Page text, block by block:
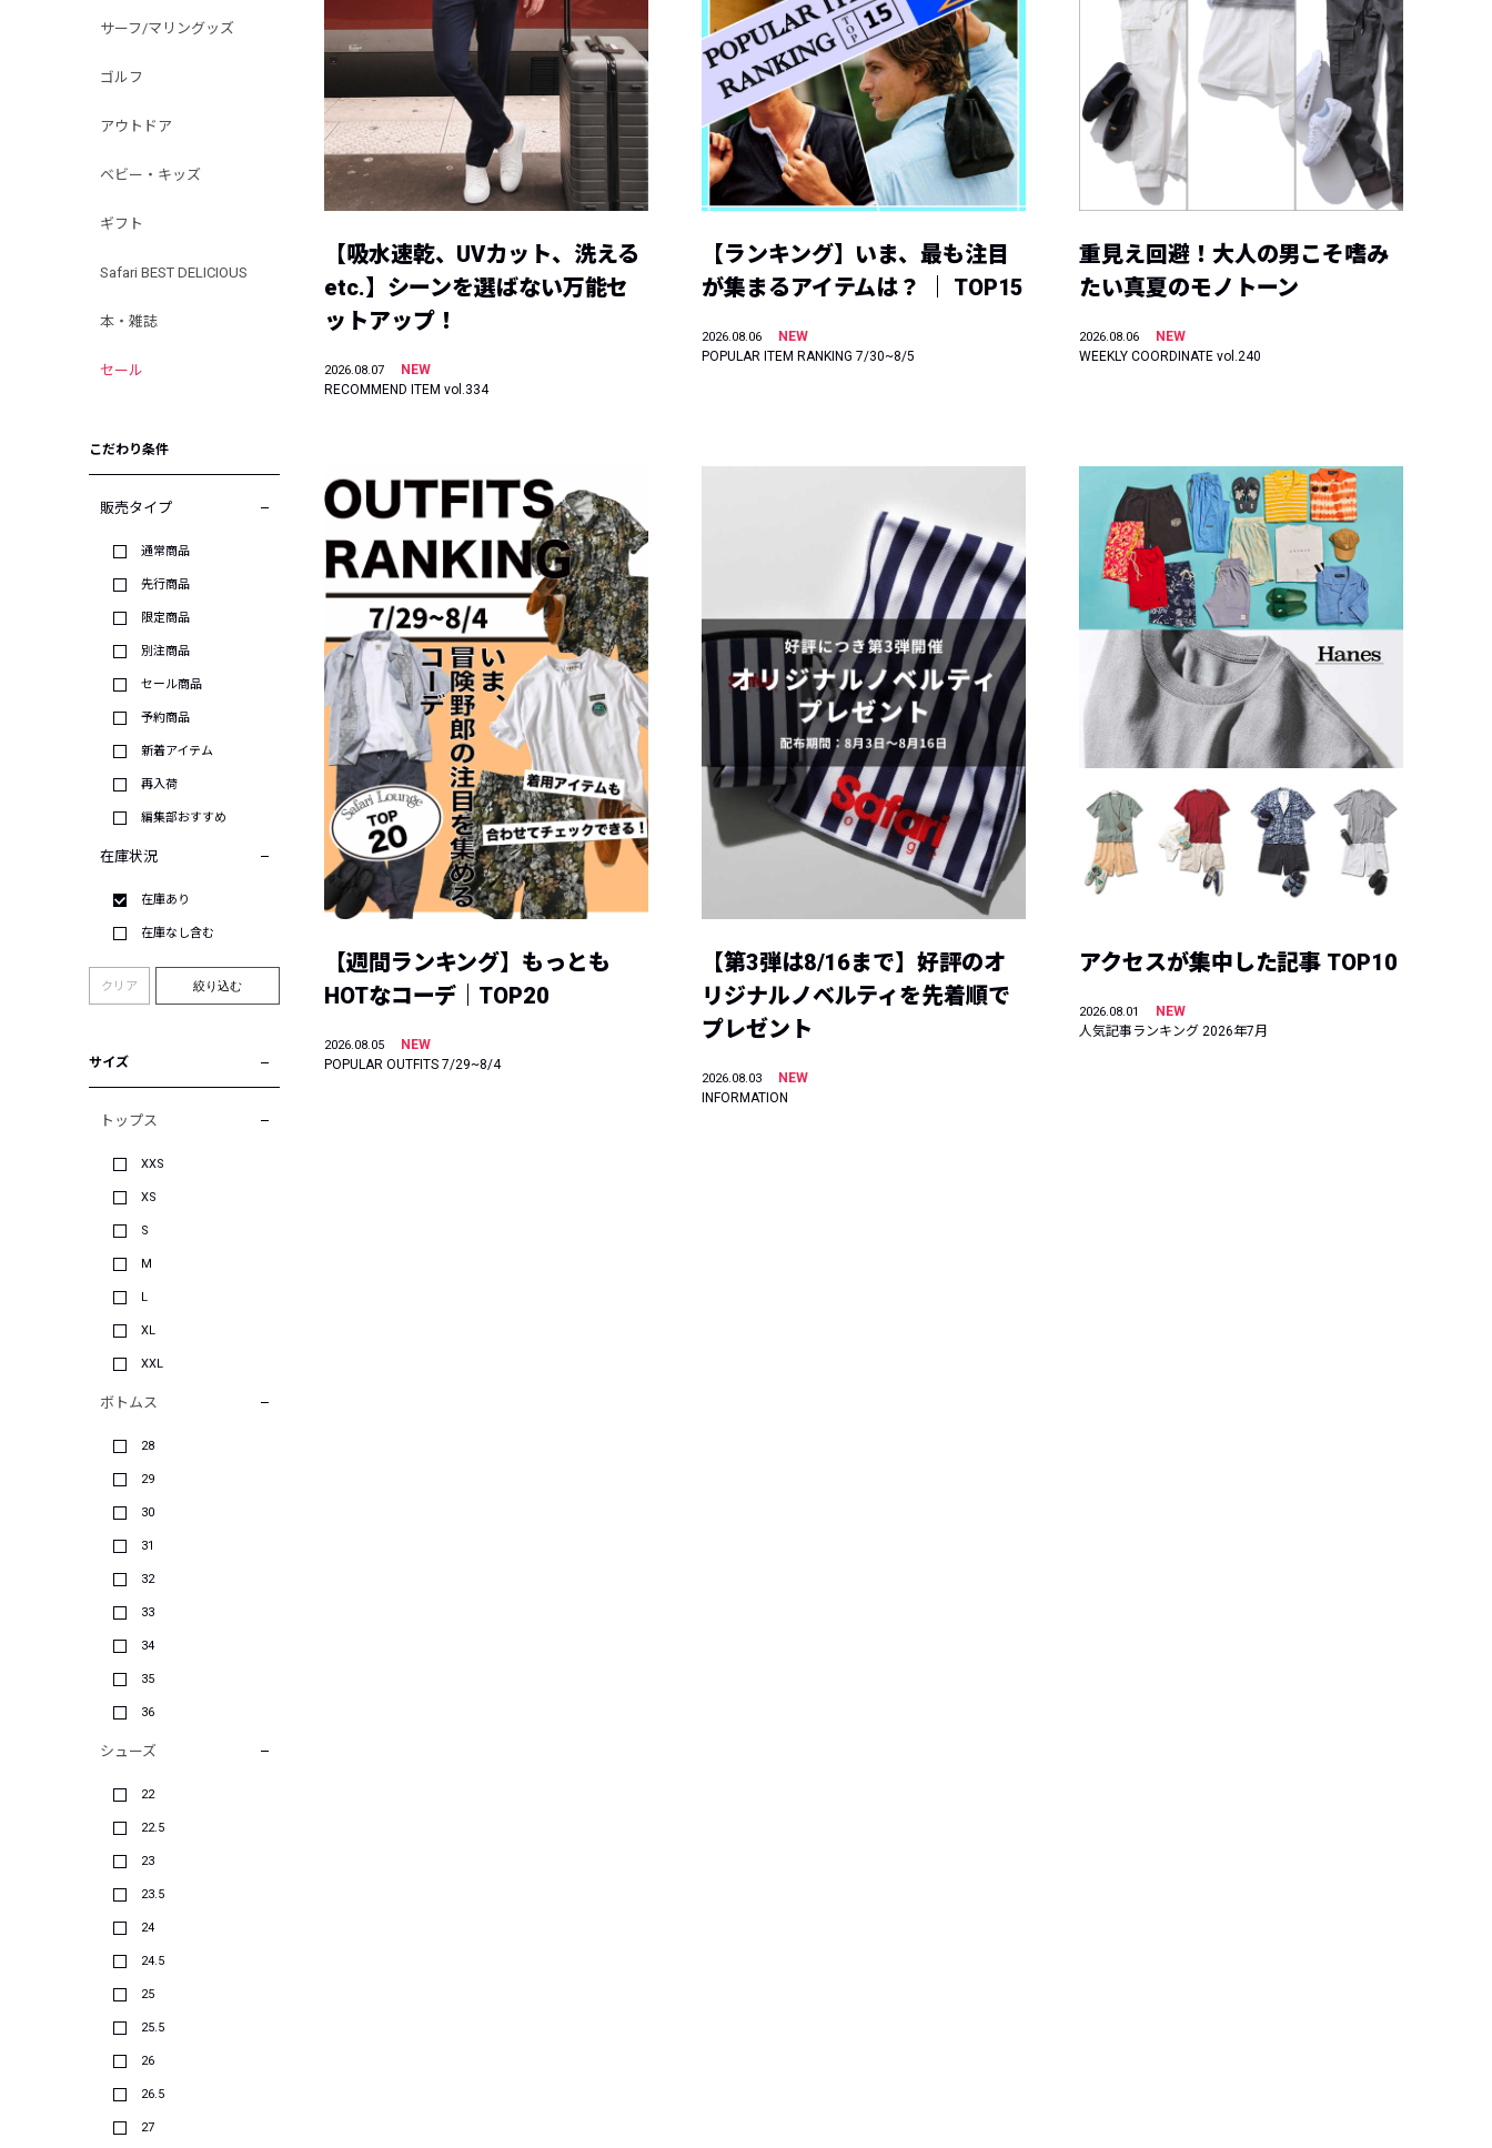
サーフ/マリングッズ
ゴルフ
アウトドア
ベビー・キッズ
ギフト
Safari BEST DELICIOUS
本・雑誌
セール
こだわり条件
販売タイプ
通常商品
先行商品
限定商品
別注商品
セール商品
予約商品
新着アイテム
再入荷
編集部おすすめ
在庫状況
在庫あり
在庫なし含む
クリア 絞り込む
サイズ
トップス
XXS
XS
S
M
L
XL
XXL
ボトムス
28
29
30
31
32
33
34
35
36
シューズ
22
22.5
23
23.5
24
24.5
25
25.5
26
26.5
27
【吸水速乾、UVカット、洗える
etc.】シーンを選ばない万能セ
ットアップ！
2026.08.07
NEW
RECOMMEND ITEM vol.334
【ランキング】いま、最も注目
が集まるアイテムは？ ｜ TOP15
2026.08.06
NEW
POPULAR ITEM RANKING 7/30~8/5
重見え回避！大人の男こそ嗜み
たい真夏のモノトーン
2026.08.06
NEW
WEEKLY COORDINATE vol.240
【週間ランキング】もっとも
HOTなコーデ｜TOP20
2026.08.05
NEW
POPULAR OUTFITS 7/29~8/4
【第3弾は8/16まで】好評のオ
リジナルノベルティを先着順で
プレゼント
2026.08.03
NEW
INFORMATION
アクセスが集中した記事 TOP10
2026.08.01
NEW
人気記事ランキング 2026年7月